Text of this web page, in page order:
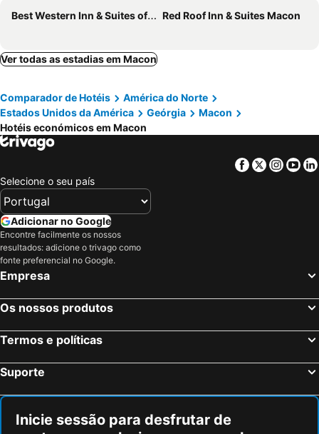
Best Western Inn & Suites of Macon Red Roof Inn & Suites Macon
Ver todas as estadias em Macon
Comparador de Hotéis
América do Norte
Estados Unidos da América
Geórgia
Macon
Hotéis económicos em Macon
Facebook
Twitter
Selecione o seu país
Adicionar no Google
Encontre facilmente os nossos
resultados: adicione o trivago como
fonte preferencial no Google.
Empresa
Os nossos produtos
Termos e políticas
Suporte
Inicie sessão para desfrutar de